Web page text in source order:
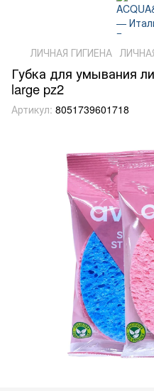
ЛИЧНАЯ ГИГИЕНА
Губка для умывания
large pz2
Артикул: 8051739601718